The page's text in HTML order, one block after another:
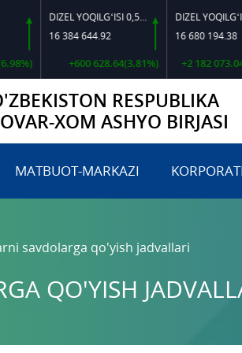
DIZEL YOQILG‘ISI 0,5-40
16 384 644.92
+600 628.64(3.81%)
DIZEL
16 680 194.38
+2 182
RESPUBLIKA
XOM ASHYO BIRJASI
MATBUOT-MARKAZI
savdolarga qo'yish jadvallari
QO'YISH